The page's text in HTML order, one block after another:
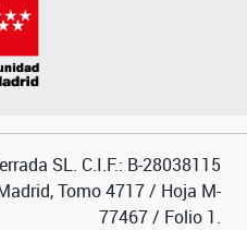
SL. C.I.F.: B-28038115
Tomo 4717 / Hoja M-
77467 / Folio 1.